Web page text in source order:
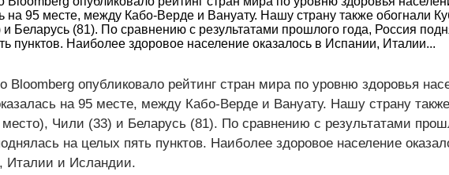
на 95 месте, между Кабо-Верде и Вануату. Нашу страну также обогнали
Беларусь (81). По сравнению с результатами прошлого года, Россия
пунктов. Наиболее здоровое население оказалось в Испании, Италии...
Bloomberg опубликовало рейтинг стран мира по уровню здоровья
на 95 месте, между Кабо-Верде и Вануату. Нашу страну
Чили (33) и Беларусь (81). По сравнению с результатами
на целых пять пунктов. Наиболее здоровое население
Италии и Исландии.